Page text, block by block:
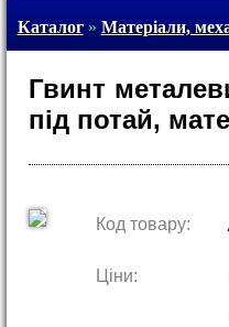
Каталог» Матеріали,
Гвинт
під потай,
Код товару:
Ціни: